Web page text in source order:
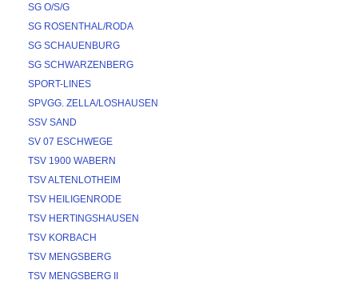
SG O/S/G
SG ROSENTHAL/RODA
SG SCHAUENBURG
SG SCHWARZENBERG
SPORT-LINES
SPVGG. ZELLA/LOSHAUSEN
SSV SAND
SV 07 ESCHWEGE
TSV 1900 WABERN
TSV ALTENLOTHEIM
TSV HEILIGENRODE
TSV HERTINGSHAUSEN
TSV KORBACH
TSV MENGSBERG
TSV MENGSBERG II